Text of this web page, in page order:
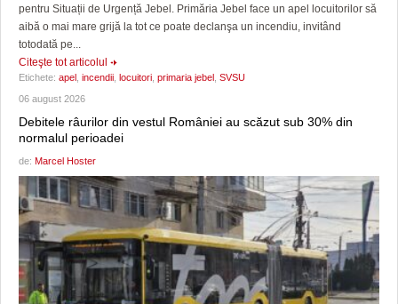
pentru Situații de Urgență Jebel. Primăria Jebel face un apel locuitorilor să
aibă o mai mare grijă la tot ce poate declanşa un incendiu, invitând
totodată pe...
Citeşte tot articolul
Etichete: apel incendii locuitori primaria jebel SVSU
06 august 2026
Debitele râurilor din vestul României au scăzut sub 30% din
normalul perioadei
de: Marcel Hoster